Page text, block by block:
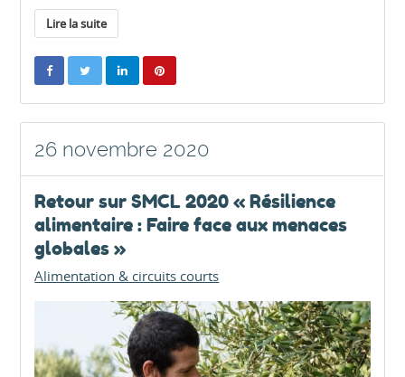
Lire la suite
26 novembre 2020
Retour sur SMCL 2020 « Résilience
alimentaire : Faire face aux menaces
globales »
Alimentation & circuits courts